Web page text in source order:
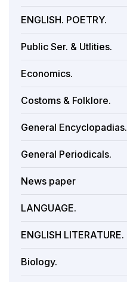
ENGLISH. POETRY.
Public Ser. & Utlities.
Economics.
Costoms & Folklore.
General Encyclopadias.
General Periodicals.
News paper
LANGUAGE.
ENGLISH LITERATURE.
Biology.